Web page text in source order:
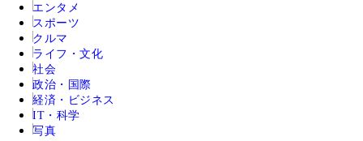
エンタメ
スポーツ
クルマ
ライフ・文化
社会
政治・国際
経済・ビジネス
IT・科学
写真